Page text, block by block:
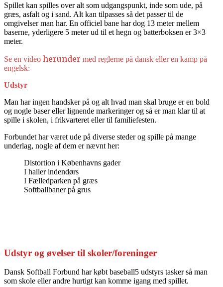
Spillet kan spilles over alt som udgangspunkt, inde som ude, på
græs, asfalt og i sand. Alt kan tilpasses så det passer til de
omgivelser man har. En officiel bane har dog 13 meter mellem
baserne, yderligere 5 meter ud til et hegn og batterboksen er 3×3
meter.
Se en video herunder med reglerne på dansk eller en kamp på
engelsk:
Udstyr
Man har ingen handsker på og alt hvad man skal bruge er en bold
og nogle baser eller lignende markeringer og så er man klar til at
spille i skolen, i frikvarteret eller til familiefesten.
Forbundet har været ude på diverse steder og spille på mange
underlag, nogle af dem er nævnt her:
Distortion i Københavns gader
I haller indendørs
I Fælledparken på græs
Softballbaner på grus
Udstyr og øvelser til skoler/foreninger
Dansk Softball Forbund har købt baseball5 udstyrs tasker så man
som skole eller andre hurtigt kan komme igang med spillet.